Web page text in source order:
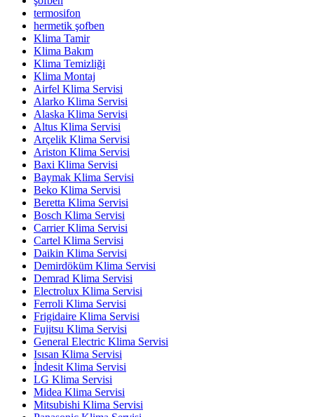
termosifon
hermetik şofben
Klima Tamir
Klima Bakım
Klima Temizliği
Klima Montaj
Airfel Klima Servisi
Alarko Klima Servisi
Alaska Klima Servisi
Altus Klima Servisi
Arçelik Klima Servisi
Ariston Klima Servisi
Baxi Klima Servisi
Baymak Klima Servisi
Beko Klima Servisi
Beretta Klima Servisi
Bosch Klima Servisi
Carrier Klima Servisi
Cartel Klima Servisi
Daikin Klima Servisi
Demirdöküm Klima Servisi
Demrad Klima Servisi
Electrolux Klima Servisi
Ferroli Klima Servisi
Frigidaire Klima Servisi
Fujitsu Klima Servisi
General Electric Klima Servisi
Isısan Klima Servisi
İndesit Klima Servisi
LG Klima Servisi
Midea Klima Servisi
Mitsubishi Klima Servisi